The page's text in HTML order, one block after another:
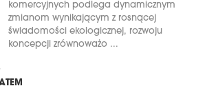
komercyjnych podlega dynamicznym
zmianom wynikającym z rosnącej
świadomości ekologicznej, rozwoju
koncepcji zrównoważo ...